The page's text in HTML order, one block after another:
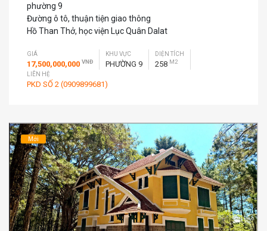
phường 9
Đường ô tô, thuận tiện giao thông
Hồ Than Thở, học viện Lục Quân Dalat
GIÁ
17,500,000,000 VNĐ
KHU VỰC
PHƯỜNG 9
DIỆN TÍCH
258 M2
LIÊN HỆ
PKD SỐ 2 (0909899681)
Mới